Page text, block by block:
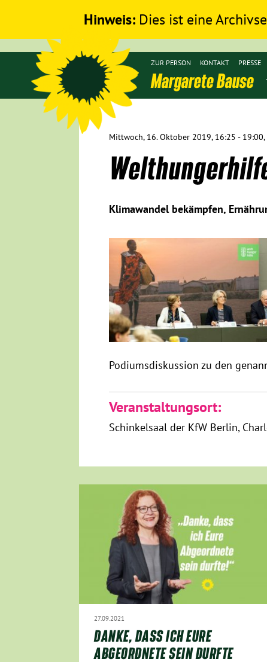
Hinweis: Dies ist eine
Margarete Bause
ZUR PERSON KONTAKT PRESSE
Mittwoch, 16. Oktober 2019, 16:25 - 19:00,
Klimawandel bekämpfen,
Podiumsdiskussion zu den
Veranstaltungsort:
Schinkelsaal der KfW Berlin
27.09.2021
DANKE, DASS ICH EURE
ABGEORDNETE SEIN DURFTE